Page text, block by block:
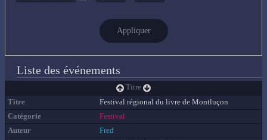
Appliquer
Liste des événements
Titre
Festival régional du livre de Montluçon
Festival
Fred